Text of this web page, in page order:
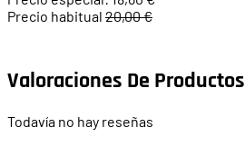
Precio habitual 20,00 €
Valoraciones De Productos
Todavía no hay reseñas